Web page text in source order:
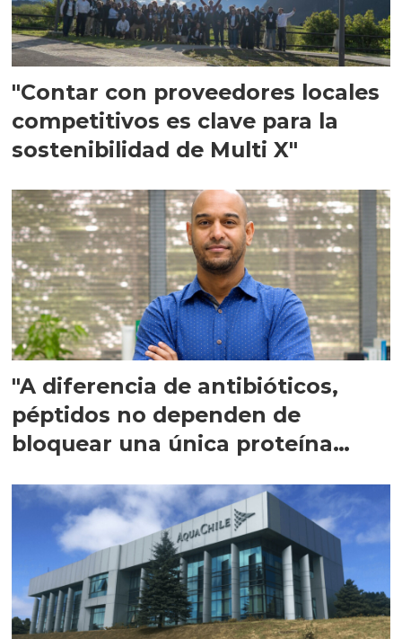
"Contar con proveedores locales
competitivos es clave para la
sostenibilidad de Multi X"
"A diferencia de antibióticos,
péptidos no dependen de
bloquear una única proteína